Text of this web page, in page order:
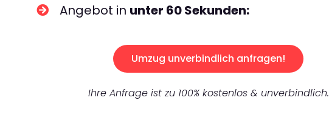
Angebot in unter 60 Sekunden:
Umzug unverbindlich anfragen!
Ihre Anfrage ist zu 100% kostenlos & unverbindlich.